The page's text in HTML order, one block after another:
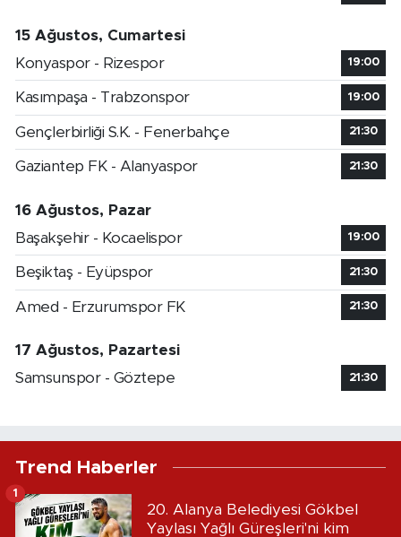
15 Ağustos, Cumartesi
Konyaspor - Rizespor
19:00
Kasımpaşa - Trabzonspor 19:00
Gençlerbirliği S.K. - Fenerbahçe 21:30
Gaziantep FK - Alanyaspor 21:30
16 Ağustos, Pazar
Başakşehir - Kocaelispor
19:00
Beşiktaş - Eyüpspor 21:30
Amed - Erzurumspor FK 21:30
17 Ağustos, Pazartesi
Samsunspor - Göztepe
21:30
Trend Haberler
20. Alanya Belediyesi Gökbel
Yaylası Yağlı Güreşleri'ni kim
1